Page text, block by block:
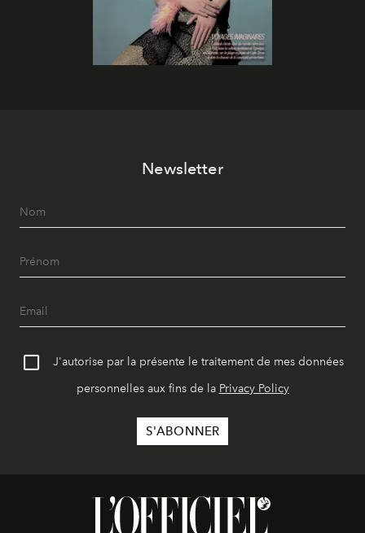
Newsletter
J'autorise par la présente le traitement de mes données
personnelles aux fins de la Privacy Policy